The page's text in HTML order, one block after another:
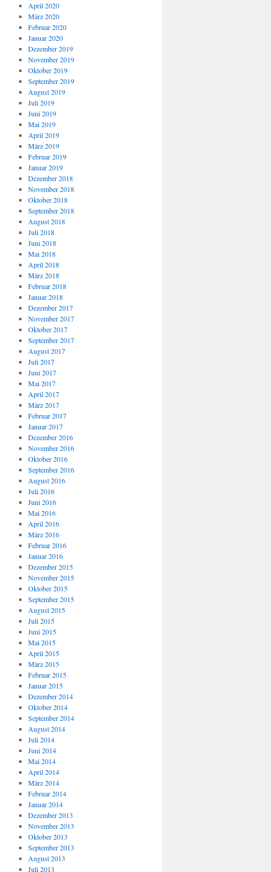
April 2020
März 2020
Februar 2020
Januar 2020
Dezember 2019
November 2019
Oktober 2019
September 2019
August 2019
Juli 2019
Juni 2019
Mai 2019
April 2019
März 2019
Februar 2019
Januar 2019
Dezember 2018
November 2018
Oktober 2018
September 2018
August 2018
Juli 2018
Juni 2018
Mai 2018
April 2018
März 2018
Februar 2018
Januar 2018
Dezember 2017
November 2017
Oktober 2017
September 2017
August 2017
Juli 2017
Juni 2017
Mai 2017
April 2017
März 2017
Februar 2017
Januar 2017
Dezember 2016
November 2016
Oktober 2016
September 2016
August 2016
Juli 2016
Juni 2016
Mai 2016
April 2016
März 2016
Februar 2016
Januar 2016
Dezember 2015
November 2015
Oktober 2015
September 2015
August 2015
Juli 2015
Juni 2015
Mai 2015
April 2015
März 2015
Februar 2015
Januar 2015
Dezember 2014
Oktober 2014
September 2014
August 2014
Juli 2014
Juni 2014
Mai 2014
April 2014
März 2014
Februar 2014
Januar 2014
Dezember 2013
November 2013
Oktober 2013
September 2013
August 2013
Juli 2013